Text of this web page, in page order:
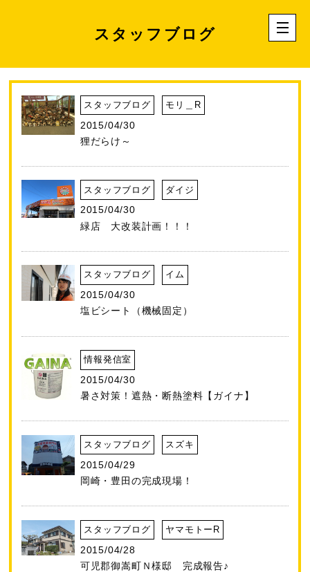
スタッフブログ
スタッフブログ モリ＿R
2015/04/30
狸だらけ～
スタッフブログ ダイジ
2015/04/30
緑店 大改装計画！！！
スタッフブログ イム
2015/04/30
塩ビシート（機械固定）
情報発信室
2015/04/30
暑さ対策！遮熱・断熱塗料【ガイナ】
スタッフブログ スズキ
2015/04/29
岡崎・豊田の完成現場！
スタッフブログ ヤマモトーR
2015/04/28
可児郡御嵩町Ｎ様邸 完成報告♪